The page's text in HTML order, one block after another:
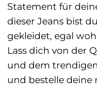
Statement für
dieser Jeans bist
gekleidet, egal
Lass dich von der
und dem
und bestelle deine